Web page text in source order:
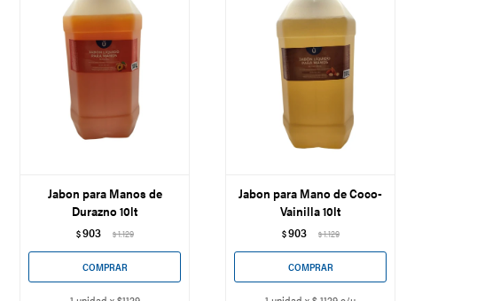
Jabon para Manos de
Durazno 10lt
$903 $1.129
Jabon para Mano de Coco-
Vainilla 10lt
$903 $1.129